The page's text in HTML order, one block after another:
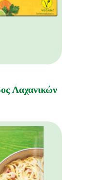
Λαχανικών